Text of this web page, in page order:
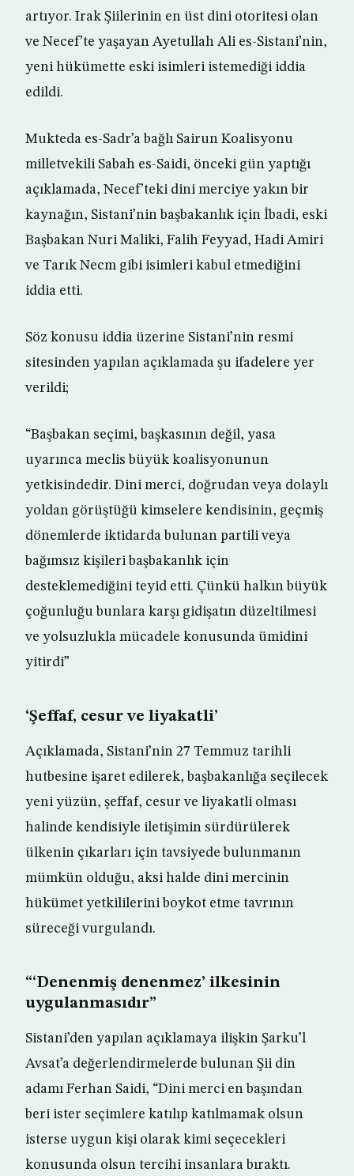
artıyor. Irak Şiilerinin en üst dini otoritesi olan
ve Necef’te yaşayan Ayetullah Ali es-Sistani’nin,
yeni hükümette eski isimleri istemediği iddia
edildi.
Mukteda es-Sadr’a bağlı Sairun Koalisyonu
milletvekili Sabah es-Saidi, önceki gün yaptığı
açıklamada, Necef’teki dini merciye yakın bir
kaynağın, Sistani’nin başbakanlık için İbadi, eski
Başbakan Nuri Maliki, Falih Feyyad, Hadi Amiri
ve Tarık Necm gibi isimleri kabul etmediğini
iddia etti.
Söz konusu iddia üzerine Sistani’nin resmi
sitesinden yapılan açıklamada şu ifadelere yer
verildi;
“Başbakan seçimi, başkasının değil, yasa
uyarınca meclis büyük koalisyonunun
yetkisindedir. Dini merci, doğrudan veya dolaylı
yoldan görüştüğü kimselere kendisinin, geçmiş
dönemlerde iktidarda bulunan partili veya
bağımsız kişileri başbakanlık için
desteklemediğini teyid etti. Çünkü halkın büyük
çoğunluğu bunlara karşı gidişatın düzeltilmesi
ve yolsuzlukla mücadele konusunda ümidini
yitirdi”
‘Şeffaf, cesur ve liyakatli’
Açıklamada, Sistani’nin 27 Temmuz tarihli
hutbesine işaret edilerek, başbakanlığa seçilecek
yeni yüzün, şeffaf, cesur ve liyakatli olması
halinde kendisiyle iletişimin sürdürülerek
ülkenin çıkarları için tavsiyede bulunmanın
mümkün olduğu, aksi halde dini mercinin
hükümet yetkililerini boykot etme tavrının
süreceği vurgulandı.
“‘Denenmiş denenmez’ ilkesinin
uygulanmasıdır”
Sistani’den yapılan açıklamaya ilişkin Şarku’l
Avsat’a değerlendirmelerde bulunan Şii din
adamı Ferhan Saidi, “Dini merci en başından
beri ister seçimlere katılıp katılmamak olsun
isterse uygun kişi olarak kimi seçecekleri
konusunda olsun tercihi insanlara bıraktı.